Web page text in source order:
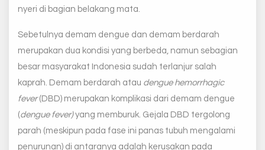
nyeri di bagian belakang mata.
Sebetulnya demam dengue dan demam berdarah
merupakan dua kondisi yang berbeda, namun sebagian
besar masyarakat Indonesia sudah terlanjur salah
kaprah. Demam berdarah atau dengue hemorrhagic
fever(DBD) merupakan komplikasi dari demam dengue
(dengue fever)yang memburuk. Gejala DBD tergolong
parah (meskipun pada fase ini panas tubuh mengalami
penurunan) di antaranya adalah kerusakan pada